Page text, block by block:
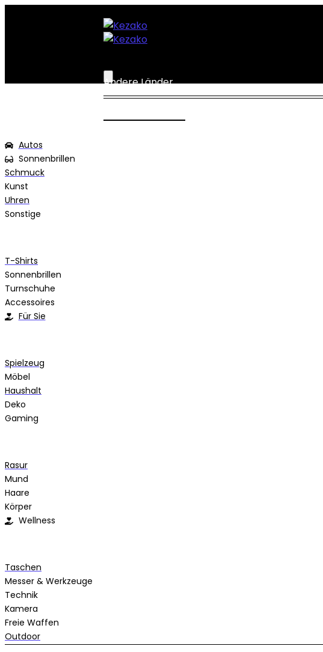
Andere Länder
Behauptungen
Autos
Sonnenbrillen
Schmuck
Kunst
Uhren
Sonstige
T-Shirts
Sonnenbrillen
Turnschuhe
Accessoires
Für Sie
Spielzeug
Möbel
Haushalt
Deko
Gaming
Rasur
Mund
Haare
Körper
Wellness
Taschen
Messer & Werkzeuge
Technik
Kamera
Freie Waffen
Outdoor